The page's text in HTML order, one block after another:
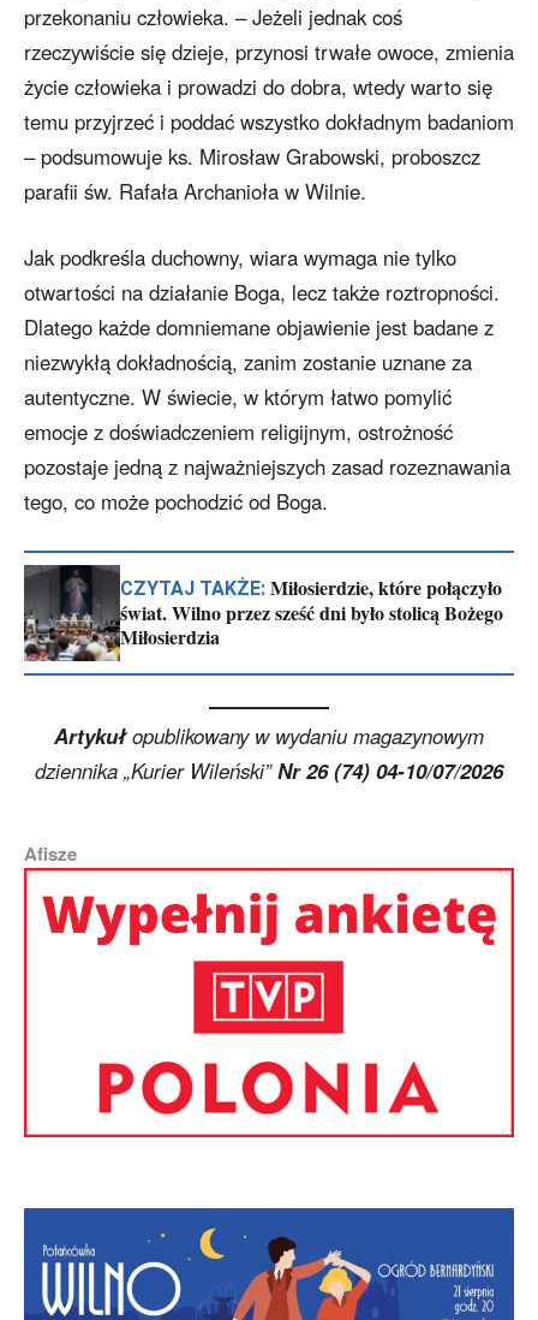
przekonaniu człowieka. – Jeżeli jednak coś
rzeczywiście się dzieje, przynosi trwałe owoce, zmienia
życie człowieka i prowadzi do dobra, wtedy warto się
temu przyjrzeć i poddać wszystko dokładnym badaniom
– podsumowuje ks. Mirosław Grabowski, proboszcz
parafii św. Rafała Archanioła w Wilnie.
Jak podkreśla duchowny, wiara wymaga nie tylko
otwartości na działanie Boga, lecz także roztropności.
Dlatego każde domniemane objawienie jest badane z
niezwykłą dokładnością, zanim zostanie uznane za
autentyczne. W świecie, w którym łatwo pomylić
emocje z doświadczeniem religijnym, ostrożność
pozostaje jedną z najważniejszych zasad rozeznawania
tego, co może pochodzić od Boga.
CZYTAJ TAKŻE: Miłosierdzie, które połączyło
świat. Wilno przez sześć dni było stolicą Bożego
Miłosierdzia
Artykułopublikowany w wydaniu magazynowym
dziennika „Kurier Wileński”Nr 26 (74) 04-10/07/2026
Afisze